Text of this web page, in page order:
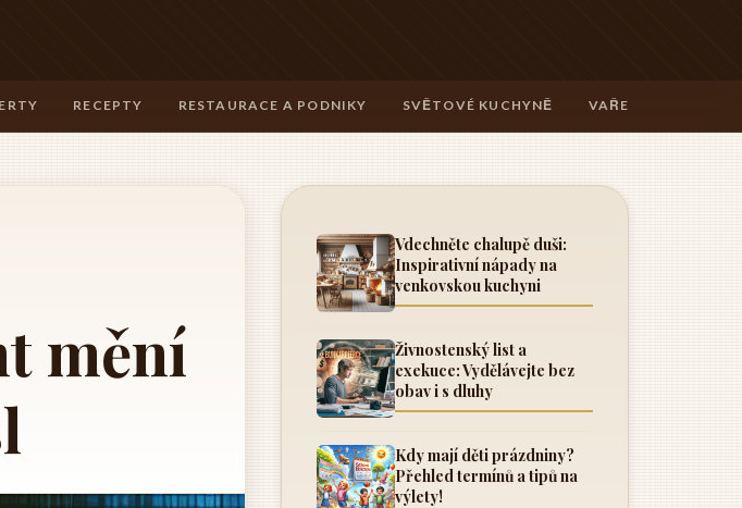
RECEPTY RESTAURACE A PODNIKY SVĚTOVÉ KUCHYNĚ VAŘENÍ A
mění
Vdechněte chalupě duši:
Inspirativní nápady na
venkovskou kuchyni
Živnostenský list a
exekuce: Vydělávejte bez
obav i s dluhy
Kdy mají děti prázdniny?
Přehled termínů a tipů na
výlety!